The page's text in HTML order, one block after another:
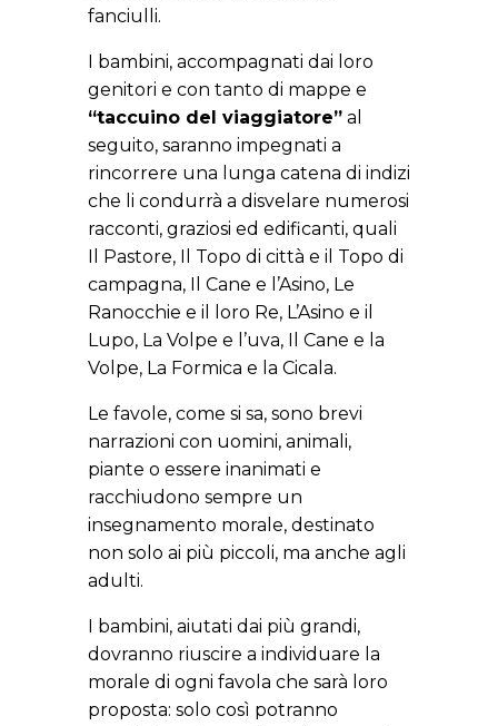
fanciulli.
I bambini, accompagnati dai loro
genitori e con tanto di mappe e
“taccuino del viaggiatore” al
seguito, saranno impegnati a
rincorrere una lunga catena di indizi
che li condurrà a disvelare numerosi
racconti, graziosi ed edificanti, quali
Il Pastore, Il Topo di città e il Topo di
campagna, Il Cane e l’Asino, Le
Ranocchie e il loro Re, L’Asino e il
Lupo, La Volpe e l’uva, Il Cane e la
Volpe, La Formica e la Cicala.
Le favole, come si sa, sono brevi
narrazioni con uomini, animali,
piante o essere inanimati e
racchiudono sempre un
insegnamento morale, destinato
non solo ai più piccoli, ma anche agli
adulti.
I bambini, aiutati dai più grandi,
dovranno riuscire a individuare la
morale di ogni favola che sarà loro
proposta: solo così potranno